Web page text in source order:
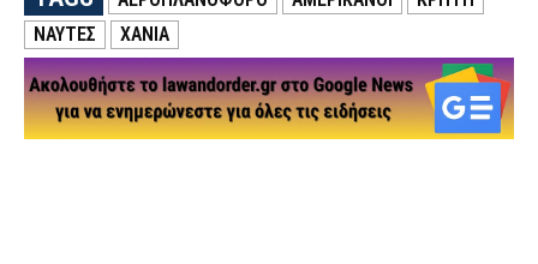
ΝΑΎΤΕΣ
ΧΑΝΙΑ